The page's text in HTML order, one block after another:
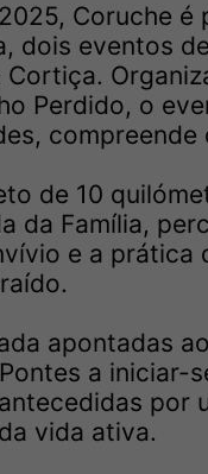
Coruche
dois eventos
Cortiça.
Perdido, o
de 10
da Família,
e a
apontadas
a iniciar-
por
vida ativa.